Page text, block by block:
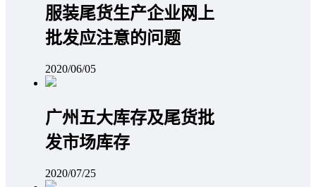
服装尾货生产企业网上
批发应注意的问题
2020/06/05
广州五大库存及尾货批
发市场库存
2020/07/25